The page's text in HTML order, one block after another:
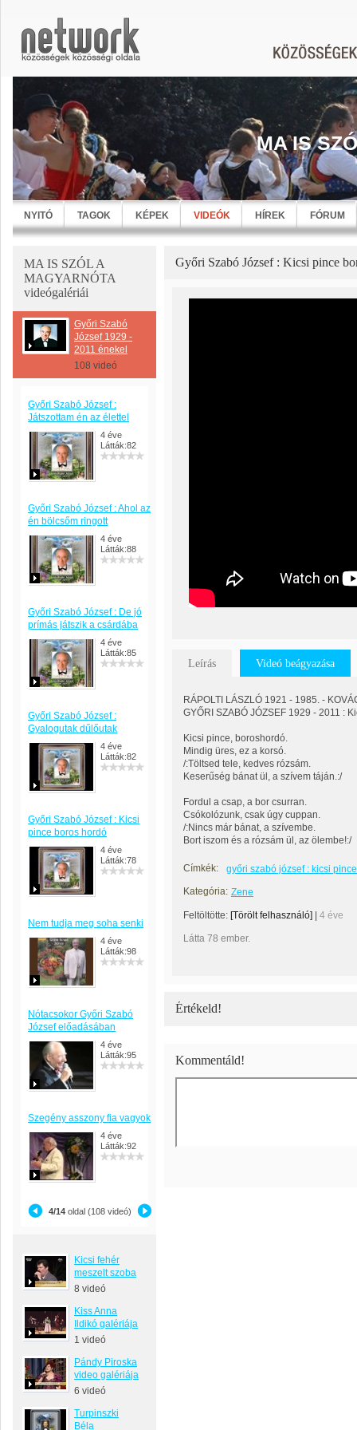
MA IS
NYITÓ TAGOK KÉPEK VIDEÓK HÍREK FÓRUM
MA IS SZÓL A
MAGYARNÓTA
videógalériái
Győri Szabó
József 1929 -
2011 énekel
108 videó
Győri Szabó József :
Játszottam én az élettel
4 éve
Látták:82
Győri Szabó József : Ahol az
én bölcsőm ringott
4 éve
Látták:88
Győri Szabó József : De jó
prímás játszik a csárdába
4 éve
Látták:85
Győri Szabó József :
Gyalogutak dűlőutak
4 éve
Látták:82
Győri Szabó József : Kicsi
pince boros hordó
4 éve
Látták:78
Nem tudja meg soha senki
4 éve
Látták:98
Nótacsokor Győri Szabó
József előadásában
4 éve
Látták:95
Szegény asszony fia vagyok
4 éve
Látták:92
4/14 oldal (108 videó)
Kicsi fehér
meszelt szoba
8 videó
Kiss Anna
Ildikó galériája
1 videó
Pándy Piroska
video galériája
6 videó
Turpinszki
Béla
Győri Szabó József : Kicsi pince
Leírás Videó beágyazása
RÁPOLTI LÁSZLÓ 1921 - 1985. -
GYŐRI SZABÓ JÓZSEF 1929 - 2011 :
Kicsi pince, boroshordó.
Mindig üres, ez a korsó.
/:Töltsed tele, kedves rózsám.
Keserűség bánat ül, a szívem táján.:/
Fordul a csap, a bor csurran.
Csókolózunk, csak úgy cuppan.
/:Nincs már bánat, a szívembe.
Bort iszom és a rózsám ül, az ölembe!:/
Címkék:
győri szabó józsef : kicsi
Kategória: Zene
Feltöltötte: [Törölt felhasználó] 4 éve
Látta 78 ember.
Értékeld!
Kommentáld!